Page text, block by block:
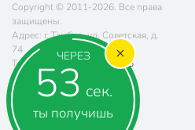
ЧЕРЕЗ
52 сек.
ты получишь
Copyright © 2011-2026. Все права
защищены.
Адрес: г. Тамбов, ул. Советская, д.
74
Телефон:
8 (800) 770-77-06
Почта:sales@poryadok.ru